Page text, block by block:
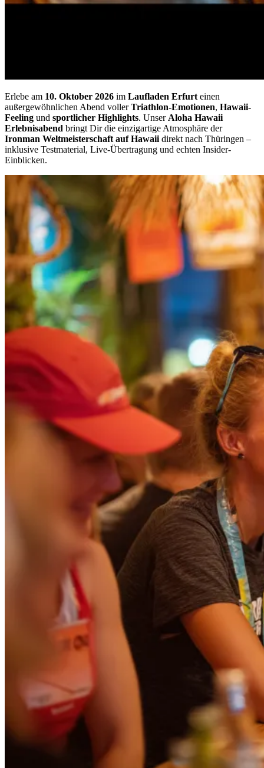
Erlebe am 10. Oktober 2026 im Laufladen Erfurt einen
außergewöhnlichen Abend vollerTriathlon-Emotionen, Hawaii-
Feeling und sportlicher Highlights. Unser Aloha Hawaii
Erlebnisabend bringt Dir die einzigartige Atmosphäre der
Ironman Weltmeisterschaft auf Hawaii direkt nach Thüringen –
inklusive Testmaterial, Live-Übertragung und echten Insider-
Einblicken.